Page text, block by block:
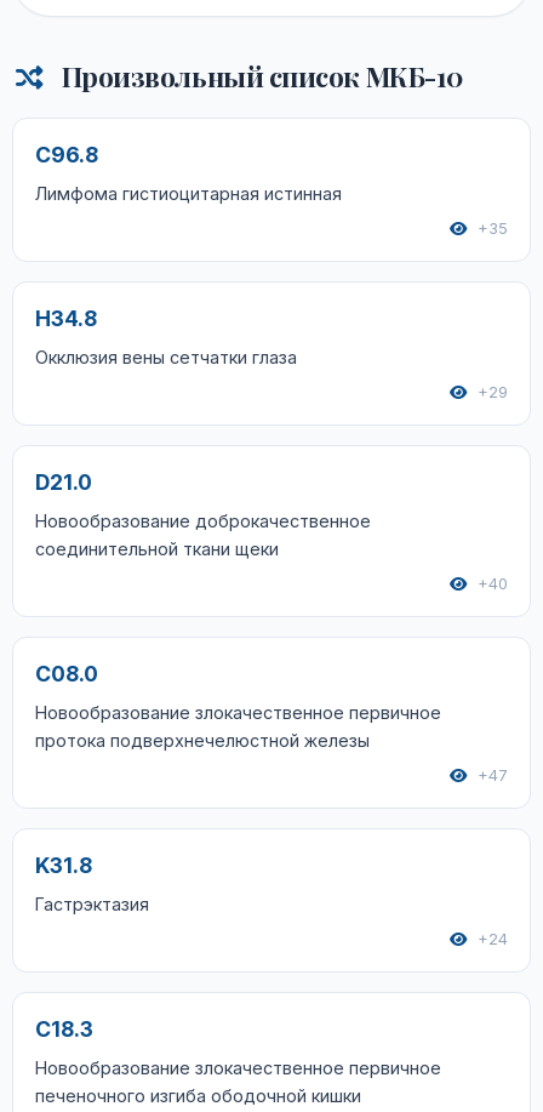
Произвольный список МКБ-10
C96.8
Лимфома гистиоцитарная истинная
+35
H34.8
Окклюзия вены сетчатки глаза
+29
D21.0
Новообразование доброкачественное
соединительной ткани щеки
+40
C08.0
Новообразование злокачественное первичное
протока подверхнечелюстной железы
+47
K31.8
Гастрэктазия
+24
C18.3
Новообразование злокачественное первичное
печеночного изгиба ободочной кишки